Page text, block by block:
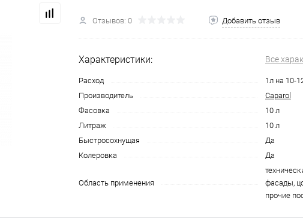
Отзывов: 0 Добавить отзыв
Характеристики: Все
Расход
1л на 10-
Производитель
Caparol
Фасовка
10 л
Литраж
10 л
Быстросохнущая
Да
Колеровка
Да
Область применения
фасады,
прочие